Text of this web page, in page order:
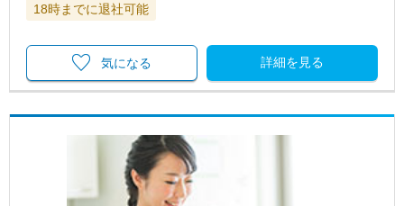
18時までに退社可能
詳細を見る
気になる